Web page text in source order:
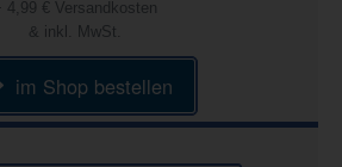
4,99 € Versandkosten
& inkl. MwSt.
im Shop bestellen